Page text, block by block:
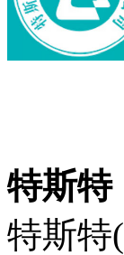
特斯特
特斯特